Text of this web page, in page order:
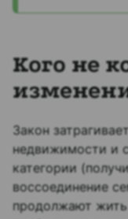
Кого не
Закон
недвижимости и
категории
воссоединение
продолжают